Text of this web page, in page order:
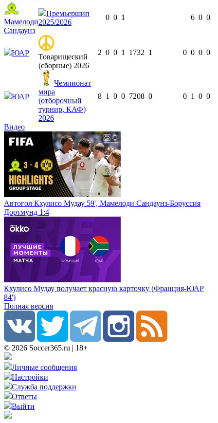
Мамелоди
Сандаунз
Премьершип
2025/2026
0 0 1 6 0 0
ЮАР
Товарищеский
(сборные) 2026
2 0 0 1 1732 1 0 0 0 0
ЮАР
Чемпионат
мира
(отборочный
турнир, КАФ)
2026
8 1 0 0 7208 0 0 1 0 0
Видео
Автогол Кхулисо Мудау 59', Мамелоди Сандаунз-Боруссия
Дортмунд 1:4
Кхулисо Мудау получает красную карточку (Франция-ЮАР
84')
Полная версия
© 2026 Soccer365.ru | 18+
Личные сообщения
Настройки
Служба поддержки
Ответы
Выйти